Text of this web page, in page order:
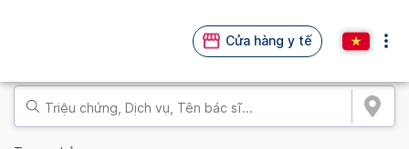
Cửa hàng y tế